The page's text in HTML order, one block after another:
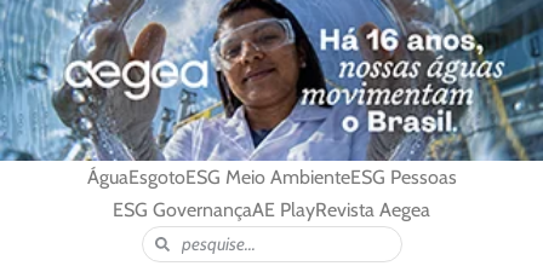
ÁguaEsgotoESG Meio AmbienteESG Pessoas
ESG GovernançaAE PlayRevista Aegea